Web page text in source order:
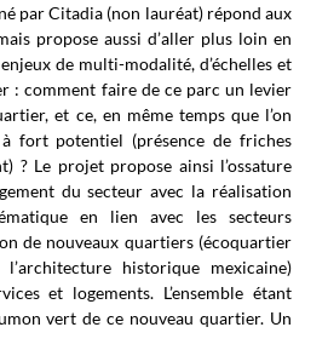
par Citadia (non lauréat) répond aux
propose aussi d’aller plus loin en
​de multi​-​modalité, d’échelle​s​ et
: comment faire​ de ce parc un levier
et ce,​ en même temps qu​e l’​on
à fort potentiel​ (présence de friches
? Le projet propose ainsi l’ossature
du secteur avec la réalisation
en lien avec les secteurs
de nouveaux quartiers (écoquartier
historique mexicaine)
et logements. L’ensemble étant
vert de ce nouveau quartier. Un